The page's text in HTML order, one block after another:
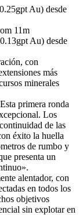
Au) desde
11m
Au) desde
con
más
minerales
primera ronda
Los
de las
éxito la huella
de rumbo y
presenta un
alentador, con
en todos los
objetivos
sin explotar en